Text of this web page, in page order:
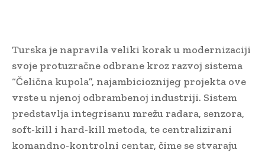
Turska je napravila veliki korak u modernizaciji
svoje protuzračne odbrane kroz razvoj sistema
“Čelična kupola”, najambicioznijeg projekta ove
vrste u njenoj odbrambenoj industriji. Sistem
predstavlja integrisanu mrežu radara, senzora,
soft-kill i hard-kill metoda, te centralizirani
komandno-kontrolni centar, čime se stvaraju